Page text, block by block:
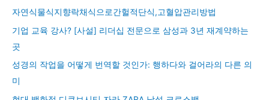
자연식물식지향락채식으로간헐적단식,고혈압관리방법
기업 교육 강사? [사설] 리더십 전문으로 삼성과 3년 재계약하는
곳
성경의 작업을 어떻게 번역할 것인가: 행하다와 걸어라의 다른 의
미